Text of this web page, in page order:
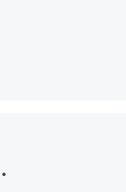
.